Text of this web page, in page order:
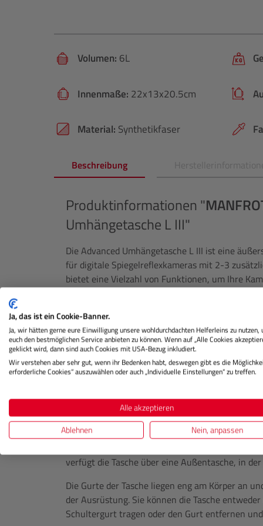
Volumen: 6L
Innenmaße: 22x13x20.5cm
Material: Synthetikfaser
Beschreibung
Produktinformationen "
Umhängetasche L III"
Die Advanced Umhängetasche L III ist eine
für digitale Spiegelreflexkameras mit 2-3
bietet eine Vielzahl von Funktionen, um Ihre
Die Tasche verfügt über mehrere praktische
Kamera, zusätzliche Objektive, Zubehör, Akkus
Durch die verstellbaren Trennwände kann die
angepasst werden.
Das ergonomische Design der Tasche
und gleichzeitig schnell und einfach auf Ihre
lässt sich vom Körper weg öffnen, so dass sie
Die Stativhalterung an der Vorderseite
mitzunehmen, indem Sie es einfach mit einer
verfügt die Tasche über eine Außentasche, in
Die Gurte der Tasche liegen eng am Körper an
der Ausrüstung. Sie können die Tasche
Schultergurt tragen oder den Gurt entfernen
Ja, das ist ein Cookie-Banner.
Ja, wir hätten gerne eure Einwilligung unsere wohldurchdachten Helferleins zu nutzen,
euch den bestmöglichen Service anbieten zu können. Wenn auf „Alle Cookies
geklickt wird, dann sind auch Cookies mit USA-Bezug inkludiert.
Wir verstehen aber sehr gut, wenn ihr Bedenken habt, deswegen gibt es die
erforderliche Cookies“ auszuwählen oder auch „Individuelle Einstellungen“ zu treffen.
Alle akzeptieren
Ablehnen
Nein, anpassen